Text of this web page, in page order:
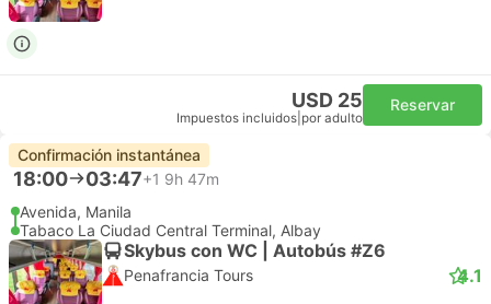
USD 25
Impuestos incluidos por adulto
Reservar
Confirmación instantánea
18:00 03:47+1 9h 47m
Avenida, Manila
Tabaco La Ciudad Central Terminal, Albay
Skybus con WC | Autobús #Z6
Penafrancia Tours 4.1